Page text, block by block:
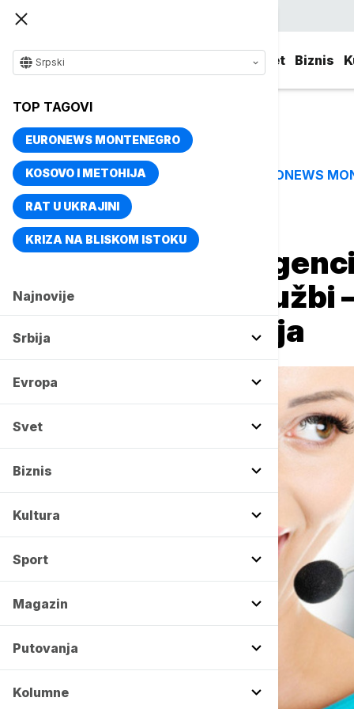
Svet Biznis
Srpski
TOP TAGOVI
EURONEWS MONTENEGRO
KOSOVO I METOHIJA
RAT U UKRAJINI
KRIZA NA BLISKOM ISTOKU
Najnovije
Srbija
Evropa
Svet
Biznis
Kultura
Sport
Magazin
Putovanja
Kolumne
TOP TAGOVI EURONEWS
Naslovna Magazin
Veštačka
u korisničkoj službi
da očekuje Srbija